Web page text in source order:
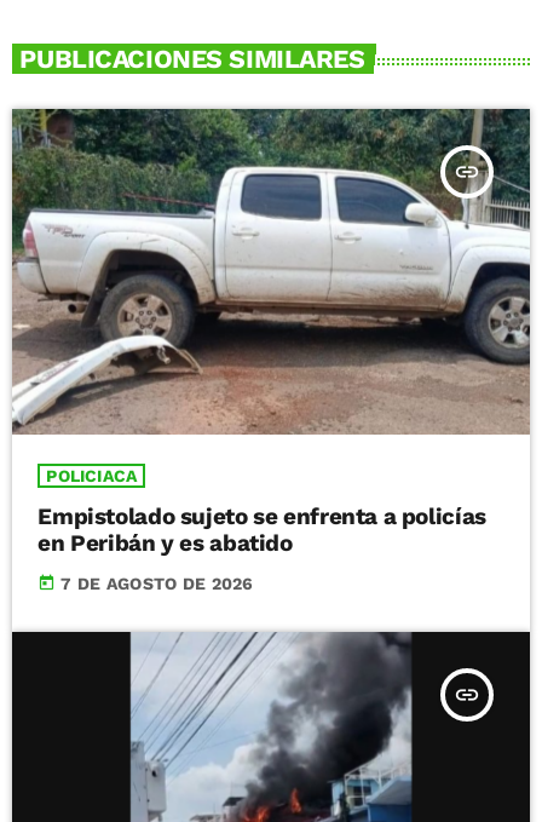
PUBLICACIONES SIMILARES
insert_link
POLICIACA
Empistolado sujeto se enfrenta a policías
en Peribán y es abatido
today 7 DE AGOSTO DE 2026
insert_link